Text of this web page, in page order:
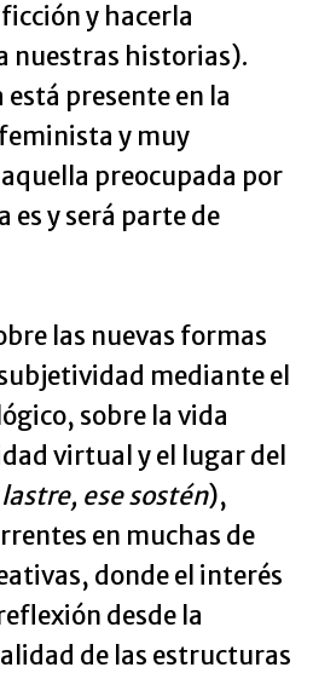
y hacerla
nuestras historias).
está presente en la
y muy
preocupada por
es y será parte de
las nuevas formas
mediante el
sobre la vida
virtual y el lugar del
lastre, ese sostén),
en muchas de
donde el interés
desde la
de las estructuras